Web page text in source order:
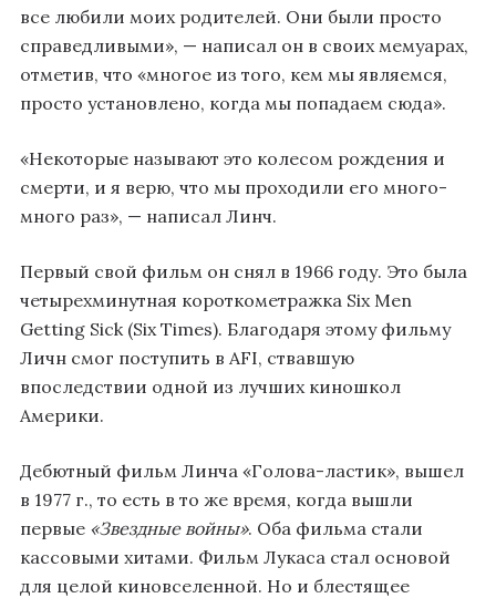
все любили моих родителей. Они были просто
справедливыми», — написал он в своих мемуарах,
отметив, что «многое из того, кем мы являемся,
просто установлено, когда мы попадаем сюда».
«Некоторые называют это колесом рождения и
смерти, и я верю, что мы проходили его много-
много раз», — написал Линч.
Первый свой фильм он снял в 1966 году. Это была
четырехминутная короткометражка Six Men
Getting Sick (Six Times). Благодаря этому фильму
Личн смог поступить в AFI, ствавшую
впоследствии одной из лучших киношкол
Америки.
Дебютный фильм Линча «Голова-ластик», вышел
в 1977 г., то есть в то же время, когда вышли
первые «Звездные войны». Оба фильма стали
кассовыми хитами. Фильм Лукаса стал основой
для целой киновселенной. Но и блестящее